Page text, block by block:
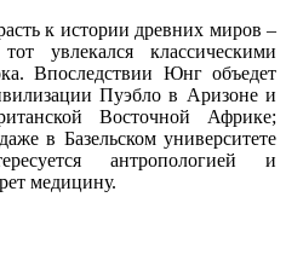
к истории древних миров –
увлекался классическими
Впоследствии Юнг объедет
Пуэбло в Аризоне и
Восточной Африке;
в Базельском университете
антропологией и
медицину.